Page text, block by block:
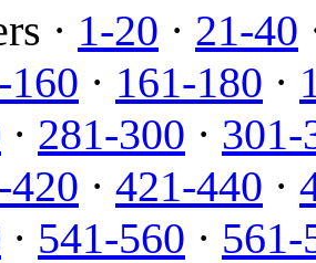
· 1-20 · 21-40
160 · 161-180 ·
· 281-300 · 301-
420 · 421-440 ·
· 541-560 · 561-